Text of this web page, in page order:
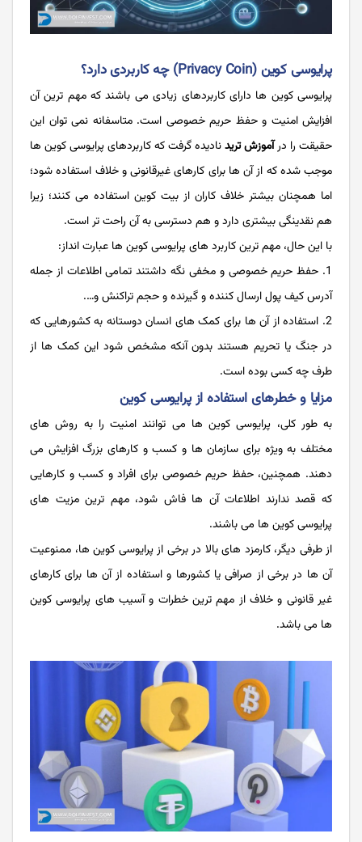
پرایوسی کوین (Privacy Coin) چه کاربردی دارد؟
پرایوسی کوین ها دارای کاربردهای زیادی می باشند که مهم ترین آن
افزایش امنیت و حفظ حریم خصوصی است. متاسفانه نمی توان این
حقیقت را درآموزش تریدنادیده گرفت که کاربردهای پرایوسی کوین ها
موجب شده که از آن ها برای کارهای غیرقانونی و خلاف استفاده شود؛
اما همچنان بیشتر خلاف کاران از بیت کوین استفاده می کنند؛ زیرا
هم نقدینگی بیشتری دارد و هم دسترسی به آن راحت تر است.
با این حال، مهم ترین کاربرد های پرایوسی کوین ها عبارت انداز:
حفظ حریم خصوصی و مخفی نگه داشتند تمامی اطلاعات از جمله
آدرس کیف پول ارسال کننده و گیرنده و حجم تراکنش و….
استفاده از آن ها برای کمک های انسان دوستانه به کشورهایی که
در جنگ یا تحریم هستند بدون آنکه مشخص شود این کمک ها از
طرف چه کسی بوده است.
مزایا و خطرهای استفاده از پرایوسی کوین
به طور کلی، پرایوسی کوین ها می توانند امنیت را به روش های
مختلف به ویژه برای سازمان ها و کسب و کارهای بزرگ افزایش می
دهند. همچنین، حفظ حریم خصوصی برای افراد و کسب و کارهایی
که قصد ندارند اطلاعات آن ها فاش شود، مهم ترین مزیت های
پرایوسی کوین ها می باشند.
از طرفی دیگر، کارمزد های بالا در برخی از پرایوسی کوین ها، ممنوعیت
آن ها در برخی از صرافی یا کشورها و استفاده از آن ها برای کارهای
غیر قانونی و خلاف از مهم ترین خطرات و آسیب های پرایوسی کوین
ها می باشد.